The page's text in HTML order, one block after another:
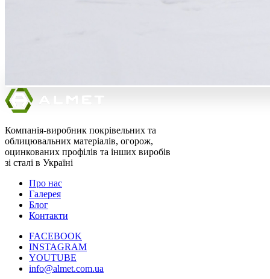
Компанія-виробник покрівельних та
облицювальних матеріалів, огорож,
оцинкованих профілів та інших виробів
зі сталі в Україні
Про нас
Галерея
Блог
Контакти
FACEBOOK
INSTAGRAM
YOUTUBE
info@almet.com.ua